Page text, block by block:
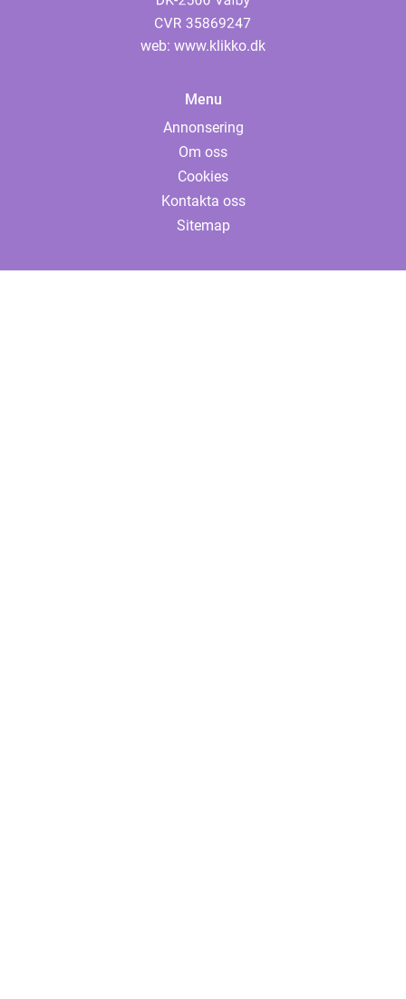
web: www.klikko.dk
Menu
Annonsering
Om oss
Cookies
Kontakta oss
Sitemap